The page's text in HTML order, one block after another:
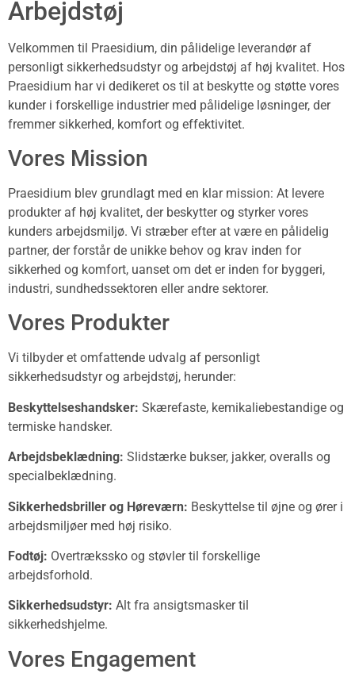
Arbejdstøj
Velkommen til Praesidium, din pålidelige leverandør af
personligt sikkerhedsudstyr og arbejdstøj af høj kvalitet. Hos
Praesidium har vi dedikeret os til at beskytte og støtte vores
kunder i forskellige industrier med pålidelige løsninger, der
fremmer sikkerhed, komfort og effektivitet.
Vores Mission
Praesidium blev grundlagt med en klar mission: At levere
produkter af høj kvalitet, der beskytter og styrker vores
kunders arbejdsmiljø. Vi stræber efter at være en pålidelig
partner, der forstår de unikke behov og krav inden for
sikkerhed og komfort, uanset om det er inden for byggeri,
industri, sundhedssektoren eller andre sektorer.
Vores Produkter
Vi tilbyder et omfattende udvalg af personligt
sikkerhedsudstyr og arbejdstøj, herunder:
Beskyttelseshandsker: Skærefaste, kemikaliebestandige og
termiske handsker.
Arbejdsbeklædning: Slidstærke bukser, jakker, overalls og
specialbeklædning.
Sikkerhedsbriller og Høreværn: Beskyttelse til øjne og ører i
arbejdsmiljøer med høj risiko.
Fodtøj: Overtrækssko og støvler til forskellige
arbejdsforhold.
Sikkerhedsudstyr: Alt fra ansigtsmasker til
sikkerhedshjelme.
Vores Engagement